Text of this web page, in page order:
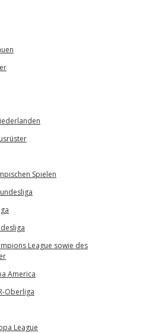
Spielen
League sowie des
America
Oberliga
League